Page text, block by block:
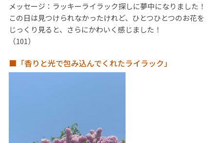
メッセージ：ラッキーライラック探しに夢中になりました！
この日は見つけられなかったけれど、ひとつひとつのお花を
じっくり見ると、さらにかわいく感じました！
（101）
■「香りと光で包み込んでくれたライラック」